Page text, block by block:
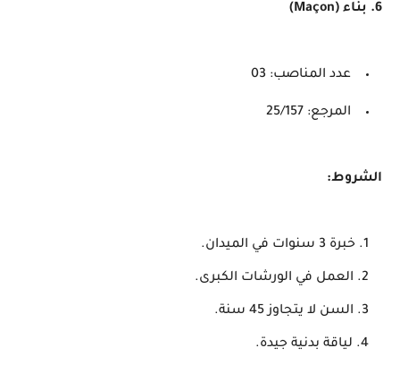
6. بناء (Maçon)
عدد المناصب: 03
المرجع: 25/157
الشروط:
خبرة 3 سنوات في الميدان.
العمل في الورشات الكبرى.
السن لا يتجاوز 45 سنة.
لياقة بدنية جيدة.